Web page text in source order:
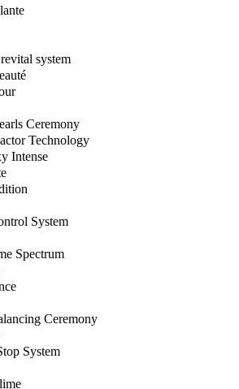
system
Ceremony
Technology
Intense
System
Spectrum
Ceremony
System